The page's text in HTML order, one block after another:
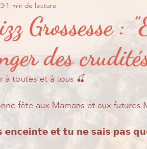
DME
vous aider ? Partage de
Grossesse :
des
1 min de lecture
à toutes et à tous 🍒
fête aux Mamans et aux
𝗲𝗻𝗰𝗲𝗶𝗻𝘁𝗲 𝗲𝘁 𝘁𝘂 𝗻𝗲 𝘀𝗮𝗶𝘀 𝗽𝗮𝘀